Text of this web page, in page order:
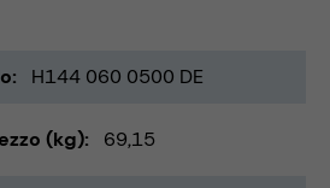
H144 060 0500 DE
(kg) 69,15